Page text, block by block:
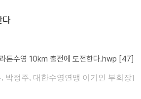
다
톤수영 10km 출전에 도전한다.hwp [47]
박정주, 대한수영연맹 이기인 부회장]